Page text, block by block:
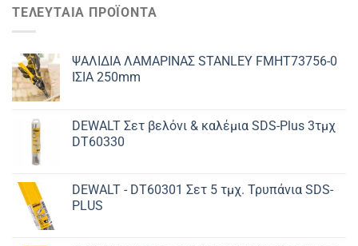
ΤΕΛΕΥΤΑΊΑ ΠΡΟΪΌΝΤΑ
ΨΑΛΙΔΙΑ ΛΑΜΑΡΙΝΑΣ STANLEY FMHT73756-0
ΙΣΙΑ 250mm
DEWALT Σετ βελόνι & καλέμια SDS-Plus 3τμχ
DT60330
DEWALT - DT60301 Σετ 5 τμχ. Τρυπάνια SDS-
PLUS